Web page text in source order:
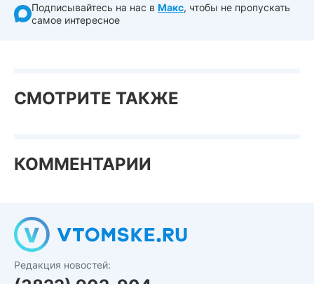
Подписывайтесь на нас в Макс, чтобы не пропускать
самое интересное
СМОТРИТЕ ТАКЖЕ
КОММЕНТАРИИ
Редакция новостей: